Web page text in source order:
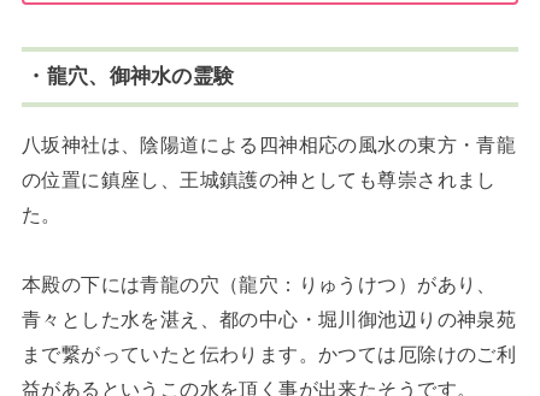
・龍穴、御神水の霊験
八坂神社は、陰陽道による四神相応の風水の東方・青龍
の位置に鎮座し、王城鎮護の神としても尊崇されまし
た。
本殿の下には青龍の穴（龍穴：りゅうけつ）があり、
青々とした水を湛え、都の中心・堀川御池辺りの神泉苑
まで繋がっていたと伝わります。かつては厄除けのご利
益があるというこの水を頂く事が出来たそうです。